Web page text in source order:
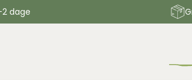
2 dage